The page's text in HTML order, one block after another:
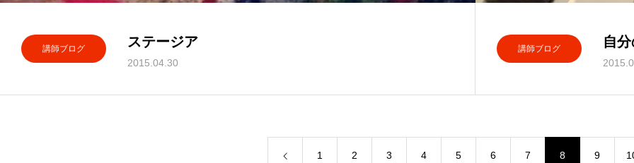
講師ブログ ステージア
2015.04.30
講師ブログ 自
1 2 3 4 5 6 7 8 9